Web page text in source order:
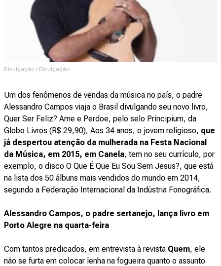
Divulgação / Divulgação
Um dos fenômenos de vendas da música no país, o padre
Alessandro Campos viaja o Brasil divulgando seu novo livro,
Quer Ser Feliz? Ame e Perdoe, pelo selo Principium, da
Globo Livros (R$ 29,90), Aos 34 anos, o jovem religioso, que
já despertou atenção da mulherada na Festa Nacional
da Música, em 2015, em Canela, tem no seu currículo, por
exemplo, o disco O Que É Que Eu Sou Sem Jesus?, que está
na lista dos 50 álbuns mais vendidos do mundo em 2014,
segundo a Federação Internacional da Indústria Fonográfica.
Alessandro Campos, o padre sertanejo, lança livro em
Porto Alegre na quarta-feira
Com tantos predicados, em entrevista à revista Quem, ele
não se furta em colocar lenha na fogueira quanto o assunto